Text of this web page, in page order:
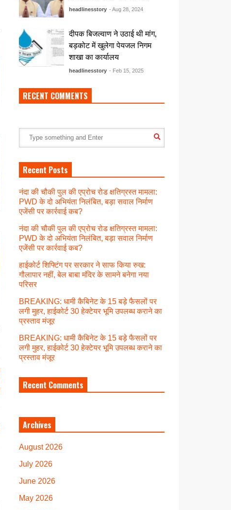
headlinesstory - Aug 28, 2024
दीपक बिजल्वाण ने उठाई थी मांग,
बड़कोट में खुलेगा पेयजल निगम
शाखा का कार्यालय
headlinesstory - Feb 15, 2025
RECENT COMMENTS
Recent Posts
नंदा की चौकी पुल की एप्रोच रोड क्षतिग्रस्त मामला:
PWD के दो अभियंता निलंबित, बड़ा सवाल निर्माण
एजेंसी पर कार्रवाई कब?
नंदा की चौकी पुल की एप्रोच रोड क्षतिग्रस्त मामला:
PWD के दो अभियंता निलंबित, बड़ा सवाल निर्माण
एजेंसी पर कार्रवाई कब?
हाईकोर्ट शिफ्टिंग पर सरकार ने साफ किया रुख:
गौलापार नहीं, बेल बाबा मंदिर के सामने बनेगा नया
परिसर
BREAKING: धामी कैबिनेट के 15 बड़े फैसलों पर
लगी मुहर, हाईकोर्ट 30 हेक्टेयर भूमि उपलब्ध कराने का
प्रस्ताव मंजूर
BREAKING: धामी कैबिनेट के 15 बड़े फैसलों पर
लगी मुहर, हाईकोर्ट 30 हेक्टेयर भूमि उपलब्ध कराने का
प्रस्ताव मंजूर
Recent Comments
Archives
August 2026
July 2026
June 2026
May 2026